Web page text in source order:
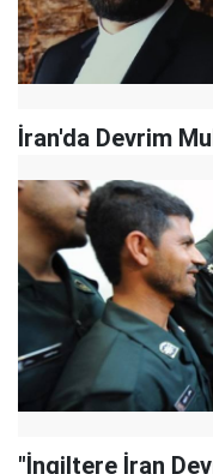
İran'da Devrim
"İngiltere İran